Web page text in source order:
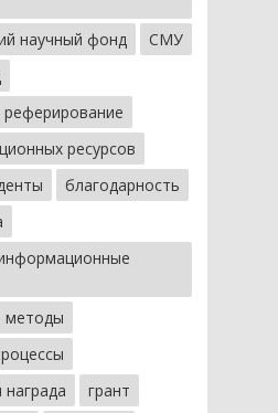
научный фонд
СМУ
ресурсов
благодарность
методы
награда
грант